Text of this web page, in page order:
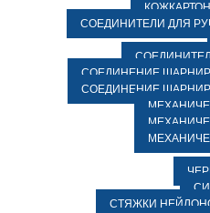
СОЕДИНИТЕЛИ ДЛЯ
СОЕДИНЕНИЕ
СОЕДИНЕНИЕ
СТЯЖКИ